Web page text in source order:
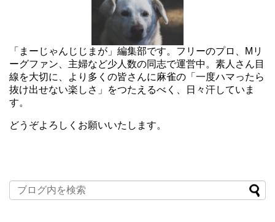
「まーじゃんじじまが」編集部です。フリーのプロ、Mリ
ーグファン、主婦など少人数の同志で運営中。素人さん目
線を大切に、より多くの皆さんに麻雀の「一度ハマったら
抜け出せない楽しさ」をつたえるべく、日々汗していま
す。
どうぞよろしくお願いいたします。